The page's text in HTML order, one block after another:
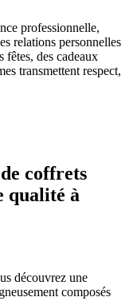
professionnelle,
relations personnelles
fêtes, des cadeaux
transmettent respect,
coffrets
qualité à
découvrez une
composés